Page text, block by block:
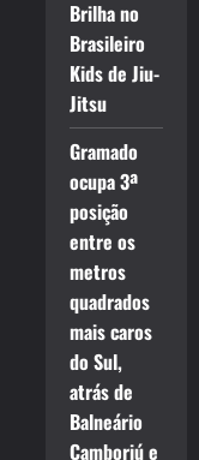
Brilha no
Brasileiro
Kids de Jiu-
Jitsu
Gramado
ocupa 3ª
posição
entre os
metros
quadrados
mais caros
do Sul,
atrás de
Balneário
Camboriú e